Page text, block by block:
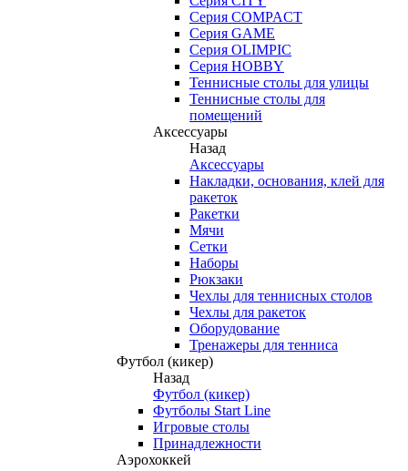
Серия COMPACT
Серия GAME
Серия OLIMPIC
Серия HOBBY
Теннисные столы для улицы
Теннисные столы для
помещений
Аксессуары
Назад
Аксессуары
Накладки, основания, клей для
ракеток
Ракетки
Мячи
Сетки
Наборы
Рюкзаки
Чехлы для теннисных столов
Чехлы для ракеток
Оборудование
Тренажеры для тенниса
Футбол (кикер)
Назад
Футбол (кикер)
Футболы Start Line
Игровые столы
Принадлежности
Аэрохоккей